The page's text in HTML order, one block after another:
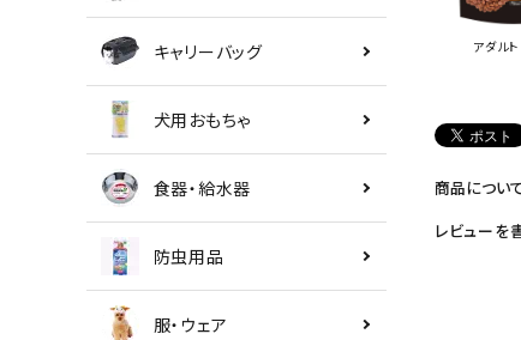
キャリーバッグ
犬用おもちゃ
食器・給水器
防虫用品
服・ウェア
アダル
商品につい
レビューを